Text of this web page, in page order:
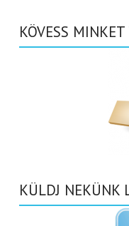
KÖVESS
KÜLDJ NEKÜNK